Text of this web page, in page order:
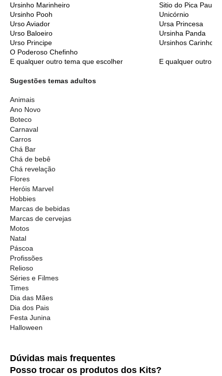
Ursinho Marinheiro
Sitio do Pica Pau
Ursinho Pooh
Unicórnio
Urso Aviador
Ursa Princesa
Urso Baloeiro
Ursinha Panda
Urso Principe
Ursinhos
O Poderoso Chefinho
E qualquer outro tema que escolher
E qualquer outro
Sugestões temas adultos
Animais
Ano Novo
Boteco
Carnaval
Carros
Chá Bar
Chá de bebê
Chá revelação
Flores
Heróis Marvel
Hobbies
Marcas de bebidas
Marcas de cervejas
Motos
Natal
Páscoa
Profissões
Relioso
Séries e Filmes
Times
Dia das Mães
Dia dos Pais
Festa Junina
Halloween
Dúvidas mais frequentes
Posso trocar os produtos dos Kits?